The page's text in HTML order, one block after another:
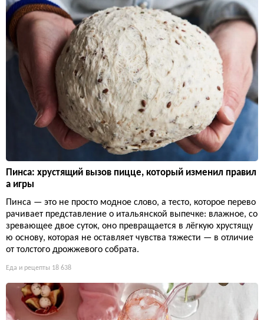
Пинса: хрустящий вызов пицце, который изменил правил
а игры
Пинса — это не просто модное слово, а тесто, которое перево
рачивает представление о итальянской выпечке: влажное, со
зревающее двое суток, оно превращается в лёгкую хрустящу
ю основу, которая не оставляет чувства тяжести — в отличие
от толстого дрожжевого собрата.
Еда и рецепты 18 638